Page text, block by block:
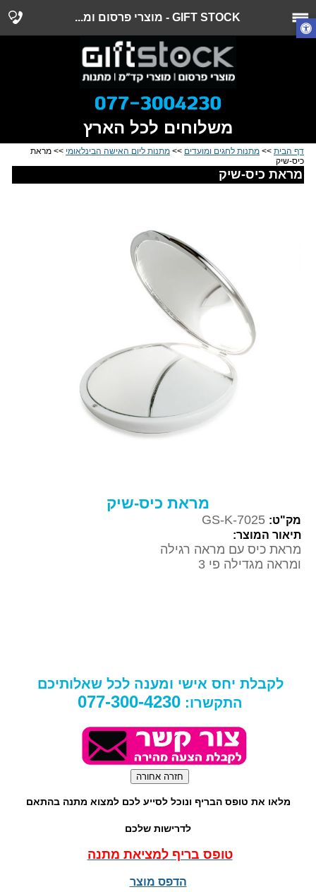
GIFT STOCK - מוצרי פרסום ומ...
משלוחים לכל הארץ
דף הבית >> מתנות לחגים ומועדים >> מתנות ליום האישה הבינלאומי >> מראת
כיס-שיק
מראת כיס-שיק
מראת כיס-שיק
מק"ט: GS-K-7025
תיאור המוצר:
מראת כיס עם מראה רגילה
ומראה מגדילה פי 3
לקבלת יחס אישי ומענה לכל שאלותיכם
התקשרו: 077-300-4230
מלאו את טופס הבריף ונוכל לסייע לכם למצוא מתנה בהתאם
לדרישות שלכם
טופס בריף למציאת מתנה
הדפס מוצר